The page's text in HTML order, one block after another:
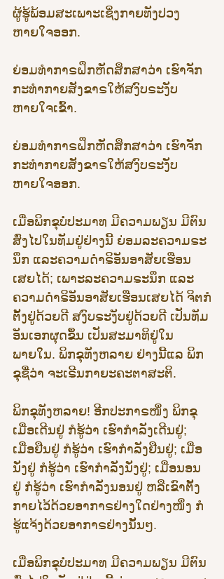
ຜູ້ຮູ້ພ້ອມສະເພາະເຊິ່ງກາຍທັງປວງ
ຫາຍໃຈອອກ.
ຍ່ອມທຳກາຣຝຶກຫັດສຶກສາວ່າ ເຮົາຈັກ
ກະທຳກາຍສັງຂາຣໃຫ້ສງົບຣະງັບ
ຫາຍໃຈເຂົ້າ.
ຍ່ອມທຳກາຣຝຶກຫັດສຶກສາວ່າ ເຮົາຈັກ
ກະທຳກາຍສັງຂາຣໃຫ້ສງົບຣະງັບ
ຫາຍໃຈອອກ.
ເມື່ອພິກຂຸບໍ່ປະມາທ ມີຄວາມພຽນ ມີຕົນ
ສົ່ງໄປໃນທັມຢູ່ຢ່າງນີ້ ຍ່ອມລະຄວາມຣະ
ນຶກ ແລະຄວາມດຳຣິອັນອາສັຍເຮືອນ
ເສຍໄດ້; ເພາະລະຄວາມຣະນຶກ ແລະ
ຄວາມດຳຣິອັນອາສັຍເຮືອນເສຍໄດ້ ຈິຕກໍ
ຕັ້ງຢູ່ດ້ວຍດີ ສງົບຣະງັບຢູ່ດ້ວຍດີ ເປັນທັມ
ອັນເອກຜຸດຂຶ້ນ ເປັນສະມາທິຢູ່ໃນ
ພາຍໃນ. ພິກຂຸທັງຫລາຍ ຢ່າງນີ້ແລ ພິກ
ຂຸຊື່ວ່າ ຈະເຣີນກາຍະຄະຕາສະຕິ.
ພິກຂຸທັງຫລາຍ! ອີກປະກາຣໜຶ່ງ ພິກຂຸ
ເມື່ອເດີນຢູ່ ກໍຮູ້ວ່າ ເຮົາກໍາລັງເດີນຢູ່;
ເມື່ອຢືນຢູ່ ກໍຮູ້ວ່າ ເຮົາກຳລັງຢືນຢູ່; ເມື່ອ
ນັ່ງຢູ່ ກໍຮູ້ວ່າ ເຮົາກໍາລັງນັ່ງຢູ່; ເມື່ອນອນ
ຢູ່ ກໍຮູ້ວ່າ ເຮົາກໍາລັງນອນຢູ່ ຫລືເຂົາຕັ້ງ
ກາຍໄວ້ດ້ວຍອາກາຣຢ່າງໃດຢ່າງໜຶ່ງ ກໍ
ຮູ້ແຈ້ງດ້ວຍອາກາຣຢ່າງນັ້ນໆ.
ເມື່ອພິກຂຸບໍ່ປະມາທ ມີຄວາມພຽນ ມີຕົນ